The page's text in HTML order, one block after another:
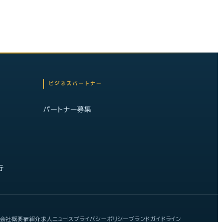
ビジネスパートナー
パートナー募集
会社概要宿紹介求人 ニュース プライバシーポリシー ブランドガイドライン